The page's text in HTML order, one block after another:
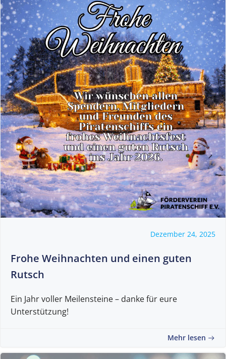
Dezember 24, 2025
Frohe Weihnachten und einen guten
Rutsch
Ein Jahr voller Meilensteine – danke für eure
Unterstützung!
Mehr lesen